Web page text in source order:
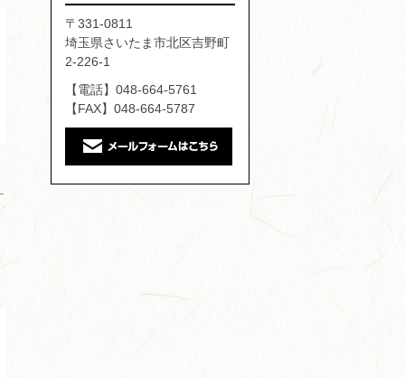
〒331-0811
埼玉県さいたま市北区吉野町
2-226-1
【電話】048-664-5761
【FAX】048-664-5787